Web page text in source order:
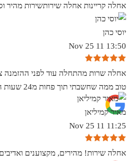
אחלה קריינות אחלה שירותשירות מהיר
יוסי כהן
13:50 11 Nov 25
אחלה שרות מהתחלה עוד לפני ההזמנה
טוב ממה שחשבתי תוך פחות מ24 שעות היה מוכן ממליץ מאוד
מאיר קמיליאן
11:25 11 Nov 25
אחלה שירות! מהירים, מקצוענים